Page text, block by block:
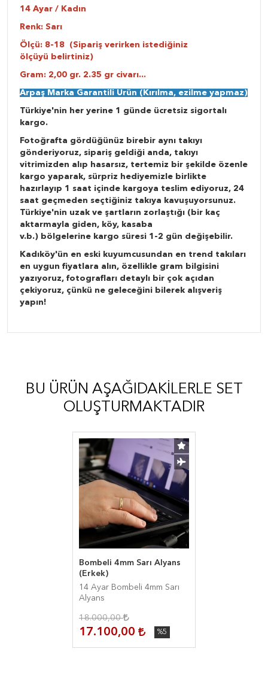
14 Ayar / Kadın
Renk: Sarı
Ölçü: 8-18 (Sipariş verirken istediğiniz
ölçüyü belirtiniz)
Gram: 2,00 gr. 2.35 gr civarı...
Arpaş Marka Garantili Ürün (Kırılma, ezilme yapmaz)
Türkiye'nin her yerine 1 günde ücretsiz sigortalı
kargo.
Fotoğrafta gördüğünüz birebir aynı takıyı
gönderiyoruz, sipariş geldiği anda, takıyı
vitrimizden alıp hasarsız, tertemiz bir şekilde özenle
kargo yaparak, sürpriz hediyemizle birlikte
hazırlayıp 1 saat içinde kargoya teslim ediyoruz, 24
saat geçmeden seçtiğiniz takıya kavuşuyorsunuz.
Türkiye'nin uzak ve şartların zorlaştığı (bir kaç
aktarmayla giden, köy, kasaba
v.b.) bölgelerine kargo süresi 1-2 gün değişebilir.
Kadıköy'ün en eski kuyumcusundan en trend takıları
en uygun fiyatlara alın, özellikle gram bilgisini
yazıyoruz, fotografları detaylı bir çok açıdan
çekiyoruz, çünkü ne geleceğini bilerek alışveriş
yapın!
BU ÜRÜN AŞAĞIDAKILERLE SET
OLUŞTURMAKTADIR
Bombeli 4mm Sarı Alyans
(Erkek)
14 Ayar Bombeli 4mm Sarı
Alyans
18.000,00
17.100,00 %5